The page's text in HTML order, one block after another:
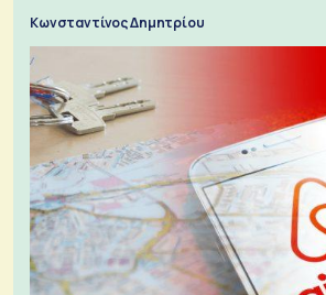
Κωνσταντίνος Δημητρίου